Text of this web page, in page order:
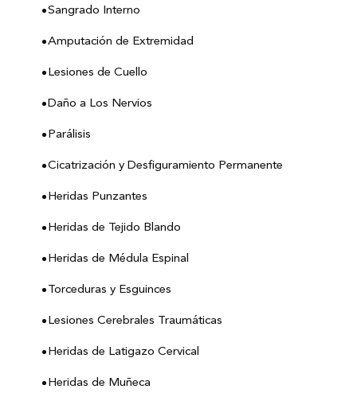
Sangrado Interno
Amputación de Extremidad
Lesiones de Cuello
Daño a Los Nervios
Parálisis
Cicatrización y Desfiguramiento Permanente
Heridas Punzantes
Heridas de Tejido Blando
Heridas de Médula Espinal
Torceduras y Esguinces
Lesiones Cerebrales Traumáticas
Heridas de Latigazo Cervical
Heridas de Muñeca